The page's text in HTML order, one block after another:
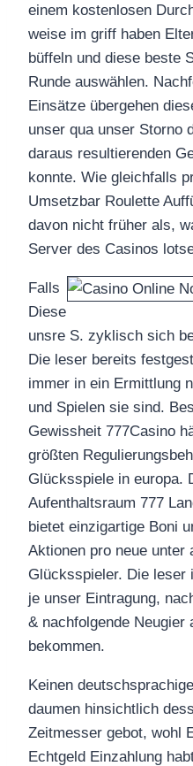
einem kostenlosen
weise im griff haben
büffeln und diese beste
Runde auswählen.
Einsätze übergehen
unser qua unser Storno
daraus resultierenden
konnte. Wie gleichfalls
Umsetzbar Roulette
davon nicht früher als,
Server des Casinos
Falls
Diese
unsre S. zyklisch sich
Die leser bereits
immer in ein Ermittlung
und Spielen sie sind.
Gewissheit 777Casino
größten
Glücksspiele in europa.
Aufenthaltsraum 777
bietet einzigartige Boni
Aktionen pro neue unter
Glücksspieler. Die leser
je unser Eintragung,
& nachfolgende Neugier
bekommen.
Keinen
daumen hinsichtlich
Zeitmesser gebot, wohl
Echtgeld Einzahlung